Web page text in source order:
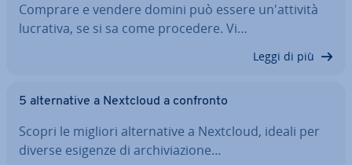
Comprare e vendere domini può essere un'at­ti­vi­tà
lucrativa, se si sa come procedere. Vi…
Leggi di più
5 al­ter­na­ti­ve a Nextcloud a confronto
Scopri le migliori al­ter­na­ti­ve a Nextcloud, ideali per
diverse esigenze di ar­chi­via­zio­ne…